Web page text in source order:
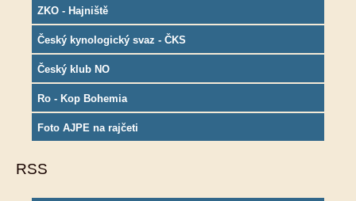
ZKO - Hajniště
Český kynologický svaz - ČKS
Český klub NO
Ro - Kop Bohemia
Foto AJPE na rajčeti
RSS